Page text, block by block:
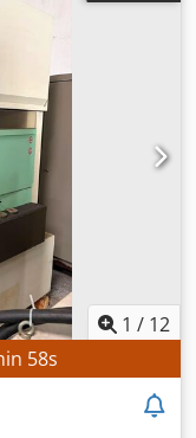
1 / 12
56s